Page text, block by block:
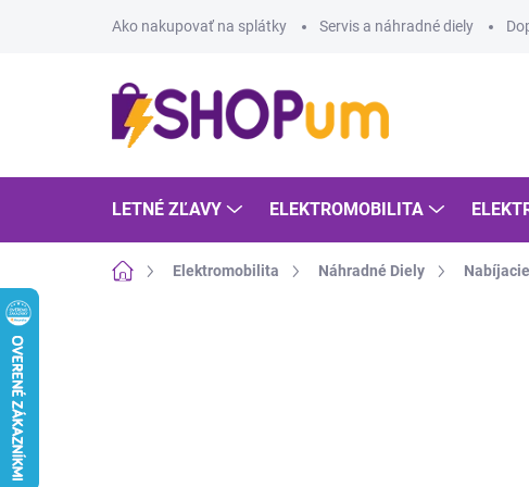
Ako nakupovať na splátky Servis a náhradné diely
LETNÉ ZĽAVY ELEKTROMOBILITA
DomovElektromobilita Náhradné Diely